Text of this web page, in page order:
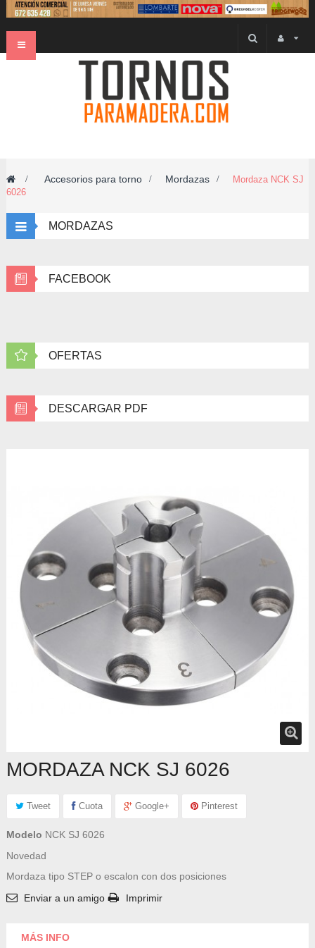
Navegación
> Accesorios para torno > Mordazas >
Mordaza NCK SJ
6026
MORDAZAS
FACEBOOK
OFERTAS
DESCARGAR PDF
MORDAZA NCK SJ 6026
Tweet Cuota Google+ Pinterest
Modelo NCK SJ 6026
Novedad
Mordaza tipo STEP o escalon con dos posiciones
Enviar a un amigo
Imprimir
MÁS INFO